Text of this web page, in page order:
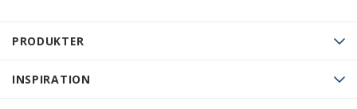
PRODUKTER
INSPIRATION